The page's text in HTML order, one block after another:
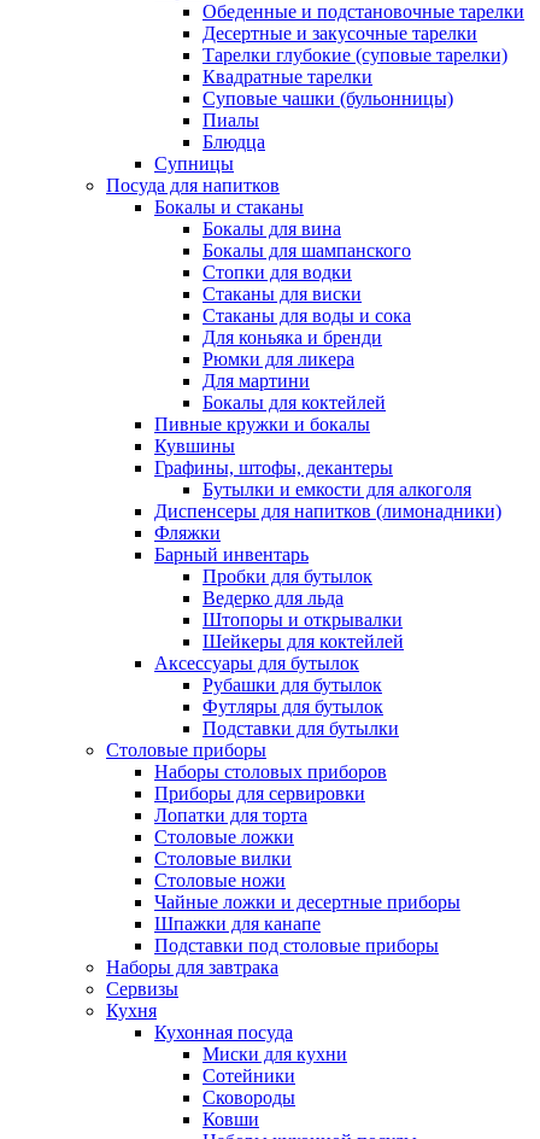
Обеденные и подстановочные тарелки
Десертные и закусочные тарелки
Тарелки глубокие (суповые тарелки)
Квадратные тарелки
Суповые чашки (бульонницы)
Пиалы
Блюдца
Супницы
Посуда для напитков
Бокалы и стаканы
Бокалы для вина
Бокалы для шампанского
Стопки для водки
Стаканы для виски
Стаканы для воды и сока
Для коньяка и бренди
Рюмки для ликера
Для мартини
Бокалы для коктейлей
Пивные кружки и бокалы
Кувшины
Графины, штофы, декантеры
Бутылки и емкости для алкоголя
Диспенсеры для напитков (лимонадники)
Фляжки
Барный инвентарь
Пробки для бутылок
Ведерко для льда
Штопоры и открывалки
Шейкеры для коктейлей
Аксессуары для бутылок
Рубашки для бутылок
Футляры для бутылок
Подставки для бутылки
Столовые приборы
Наборы столовых приборов
Приборы для сервировки
Лопатки для торта
Столовые ложки
Столовые вилки
Столовые ножи
Чайные ложки и десертные приборы
Шпажки для канапе
Подставки под столовые приборы
Наборы для завтрака
Сервизы
Кухня
Кухонная посуда
Миски для кухни
Сотейники
Сковороды
Ковши